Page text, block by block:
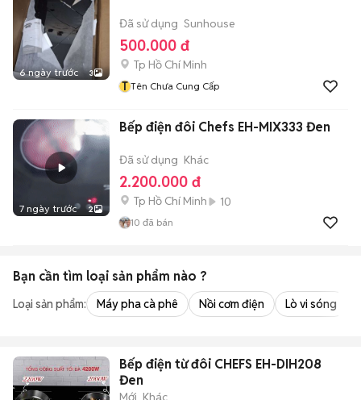
6 ngày trước 3
Đã sử dụng Sunhouse
500.000 đ
Tp Hồ Chí Minh
T Tên Chưa Cung Cấp
7 ngày trước 2
Bếp điện đôi Chefs EH-MIX333 Đen
Đã sử dụng Khác
2.200.000 đ
Tp Hồ Chí Minh 10
10 đã bán
Bạn cần tìm loại sản phẩm nào ?
Loại sản phẩm: Máy pha cà phê Nồi cơm điện Lò vi sóng
Bếp điện từ đôi CHEFS EH-DIH208
Đen
Mới Khác